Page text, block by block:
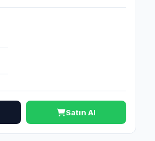
Satın Al